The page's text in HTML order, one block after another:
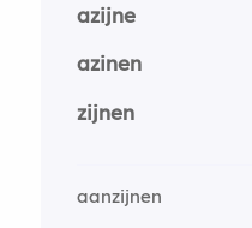
azijne
azinen
zijnen
aanzijnen